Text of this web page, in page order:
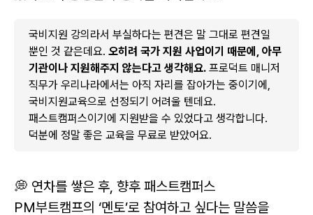
국비지원 강의라서 부실하다는 편견은 말 그대로 편견일
뿐인 것 같은데요. 오히려 국가 지원 사업이기 때문에, 아무
기관이나 지원해주지 않는다고 생각해요. 프로덕트 매니저
직무가 우리나라에서는 아직 자리를 잡아가는 중이기에,
국비지원교육으로 선정되기 어려울 텐데요.
패스트캠퍼스이기에 지원받을 수 있었다고 생각합니다.
덕분에 정말 좋은 교육을 무료로 받았어요.
💭 연차를 쌓은 후, 향후 패스트캠퍼스
PM부트캠프의 ‘멘토’로 참여하고 싶다는 말씀을